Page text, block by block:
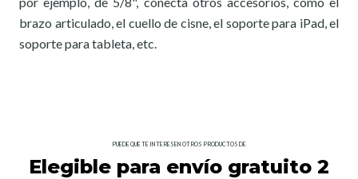
brazo articulado, el cuello de cisne, el soporte para iPad, el
soporte para tableta, etc.
PUEDE QUE TE INTERESEN OTROS PRODUCTOS DE
Elegible para envío gratuito 2